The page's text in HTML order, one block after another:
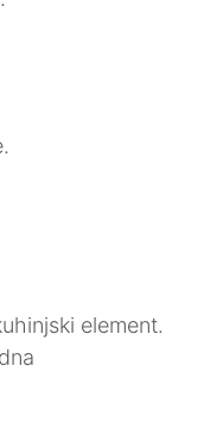
element.